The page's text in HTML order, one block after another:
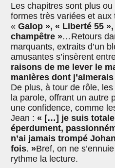
Les chapitres sont plus
formes très variées et aux
«Galop », « Liberté 55
champêtre »… Retours
marquants, extraits d’un
amusantes s’insèrent
raisons de me lever le
manières dont
De plus, à tour de rôle,
la parole, offrant un autre
une confidence, comme
Jean :« […] je suis
éperdument,
n’ai jamais trompé
fois. »Bref, on ne
rythme la lecture.